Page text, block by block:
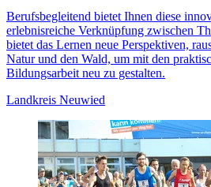
Berufsbegleitend bietet Ihnen diese
erlebnisreiche Verknüpfung zwischen
bietet das Lernen neue Perspektiven,
Natur und den Wald, um mit den
Bildungsarbeit neu zu gestalten.
Landkreis Neuwied